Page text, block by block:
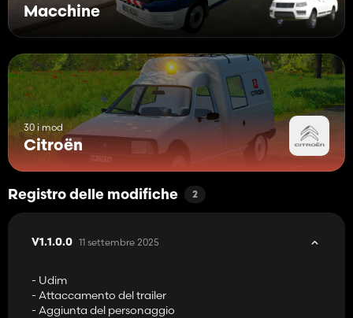
Macchine
30 i mod
Citroën
Registro delle modifiche 2
V1.1.0.0 11 settembre 2025
- Udim
- Attaccamento del trailer
- Aggiunta del personaggio